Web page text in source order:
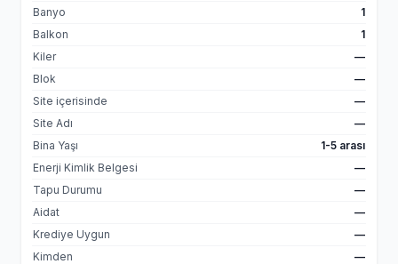
Banyo
1
Balkon
1
Kiler
—
Blok
—
Site içerisinde
—
Site Adı
—
Bina Yaşı
1-5 arası
Enerji Kimlik Belgesi
—
Tapu Durumu
—
Aidat
—
Krediye Uygun
—
Kimden
—